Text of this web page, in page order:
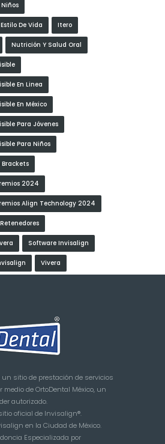
De Vida Itero
Nutrición Y Salud Oral
En Linea
En México
Para Jóvenes
Para Niños
2024
Align Technology 2024
Retenedores
Software Invisalign
Vivera
sitio de prestación de servicios
medio de OrtoDental México, un
autorizado.
oficial de Invisalign®.
en la Ciudad de México.
Especializada por